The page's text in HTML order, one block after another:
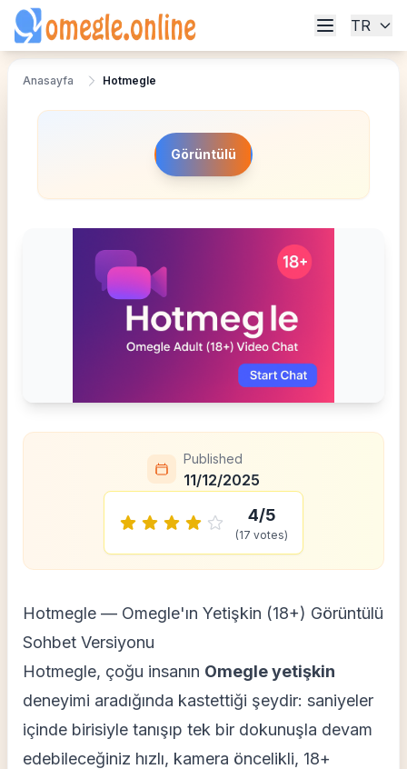
TR
Anasayfa Hotmegle
Görüntülü
Published
11/12/2025
4/5
(17 votes)
Hotmegle — Omegle'ın Yetişkin (18+) Görüntülü
Sohbet Versiyonu
Hotmegle, çoğu insanın Omegle yetişkin
deneyimi aradığında kastettiği şeydir: saniyeler
içinde birisiyle tanışıp tek bir dokunuşla devam
edebileceğiniz hızlı, kamera öncelikli, 18+